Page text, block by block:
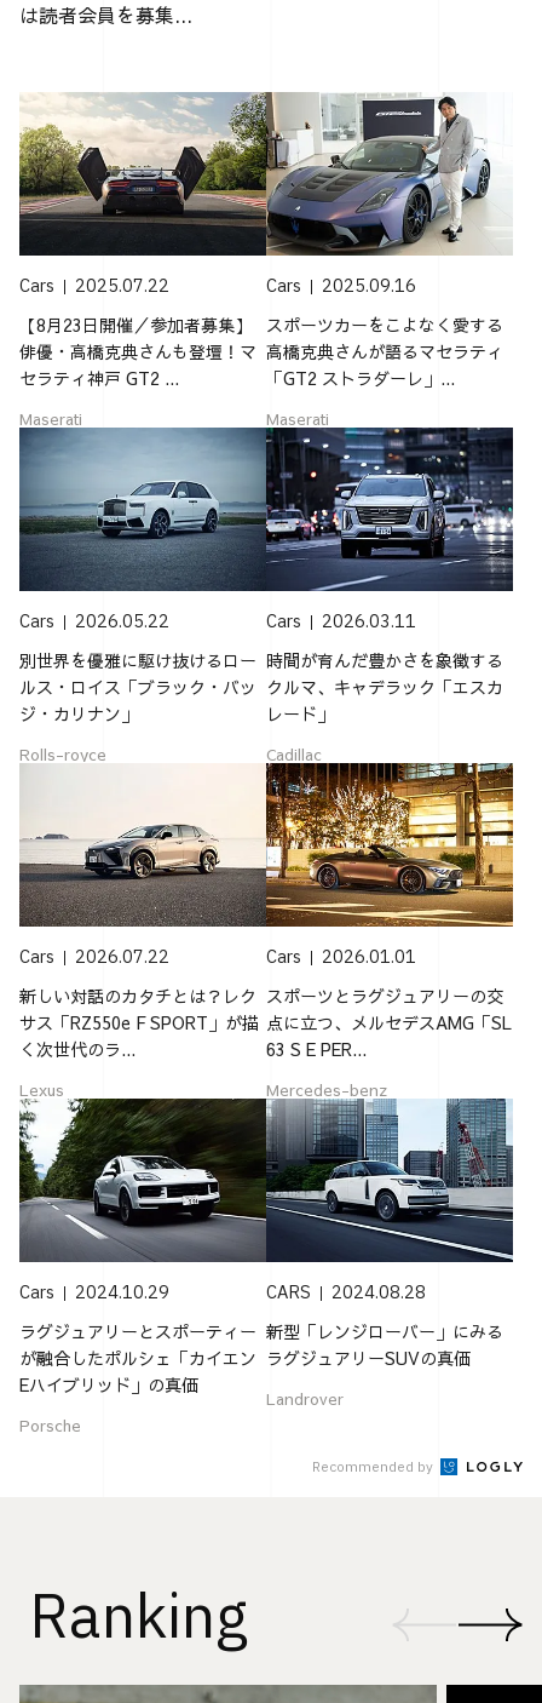
は読者会員を募集...
Cars 2025.07.22
【8月23日開催／参加者募集】
俳優・高橋克典さんも登壇！マ
セラティ神戸 GT2 ...
Maserati
Cars 2025.09.16
スポーツカーをこよなく愛する
高橋克典さんが語るマセラティ
「GT2 ストラダーレ」...
Maserati
Cars 2026.05.22
別世界を優雅に駆け抜けるロー
ルス・ロイス「ブラック・バッ
ジ・カリナン」
Rolls-royce
Cars 2026.03.11
時間が育んだ豊かさを象徴する
クルマ、キャデラック「エスカ
レード」
Cadillac
Cars 2026.07.22
新しい対話のカタチとは？レク
サス「RZ550e F SPORT」が描
く次世代のラ...
Lexus
Cars 2026.01.01
スポーツとラグジュアリーの交
点に立つ、メルセデスAMG「SL
63 S E PER...
Mercedes-benz
Cars 2024.10.29
ラグジュアリーとスポーティー
が融合したポルシェ「カイエン
Eハイブリッド」の真価
Porsche
CARS 2024.08.28
新型「レンジローバー」にみる
ラグジュアリーSUVの真価
Landrover
Recommended by
Ranking